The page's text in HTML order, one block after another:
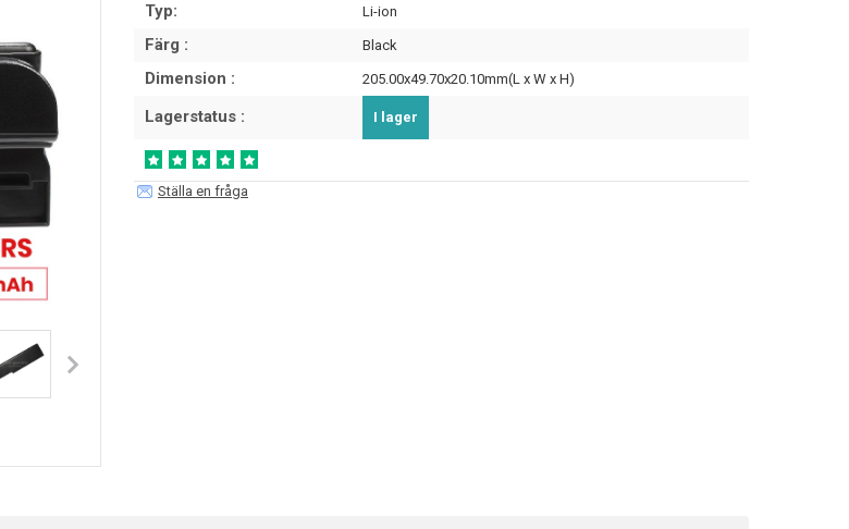
Typ: Li-ion
Färg : Black
Dimension : 205.00x49.70x20.10mm(L x W x H)
Lagerstatus : I lager
Ställa en fråga